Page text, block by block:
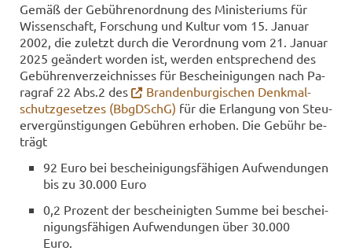
Gemäß der Ge­büh­ren­ord­nung des Mi­nis­te­ri­ums für
Wis­sen­schaft, For­schung und Kul­tur vom 15. Ja­nu­ar
2002, die zu­letzt durch die Ver­ord­nung vom 21. Ja­nu­ar
2025 ge­än­dert wor­den ist, wer­den ent­spre­chend des
Ge­büh­ren­ver­zeich­nis­ses für Be­schei­ni­gun­gen nach Pa­
ra­graf 22 Abs.2 des
Bran­den­bur­gi­schen Denk­mal­
schutz­ge­set­zes (Bb­gDSchG) für die Er­lan­gung von Steu­
er­ver­güns­ti­gun­gen Ge­büh­ren er­ho­ben. Die Ge­bühr be­
trägt
92 Euro bei be­schei­ni­gungs­fä­hi­gen Auf­wen­dun­gen
bis zu 30.000 Euro
0,2 Pro­zent der be­schei­nig­ten Summe bei be­schei­
ni­gungs­fä­hi­gen Auf­wen­dun­gen über 30.000
Euro.